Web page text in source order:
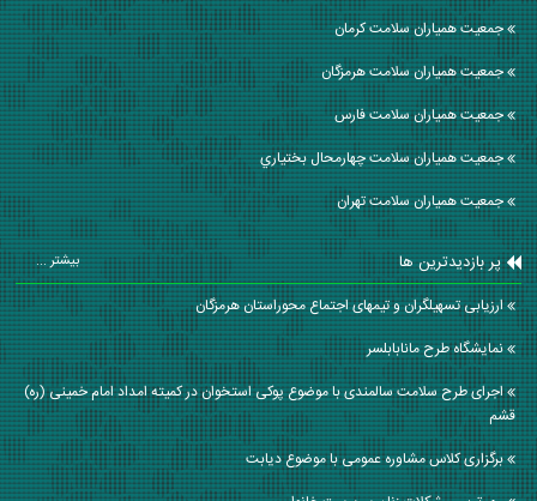
جمعیت همیاران سلامت كرمان
جمعیت همیاران سلامت هرمزگان
جمعیت همیاران سلامت فارس
جمعیت همیاران سلامت چهارمحال بختياري
جمعیت همیاران سلامت تهران
پر بازدیدترین ها بیشتر ...
ارزیابی تسهیلگران و تیمهای اجتماع محوراستان هرمزگان
نمایشگاه طرح مانابابلسر
اجرای طرح سلامت سالمندی با موضوع پوکی استخوان در کمیته امداد امام خمینی (ره)
قشم
برگزاری کلاس مشاوره عمومی با موضوع دیابت